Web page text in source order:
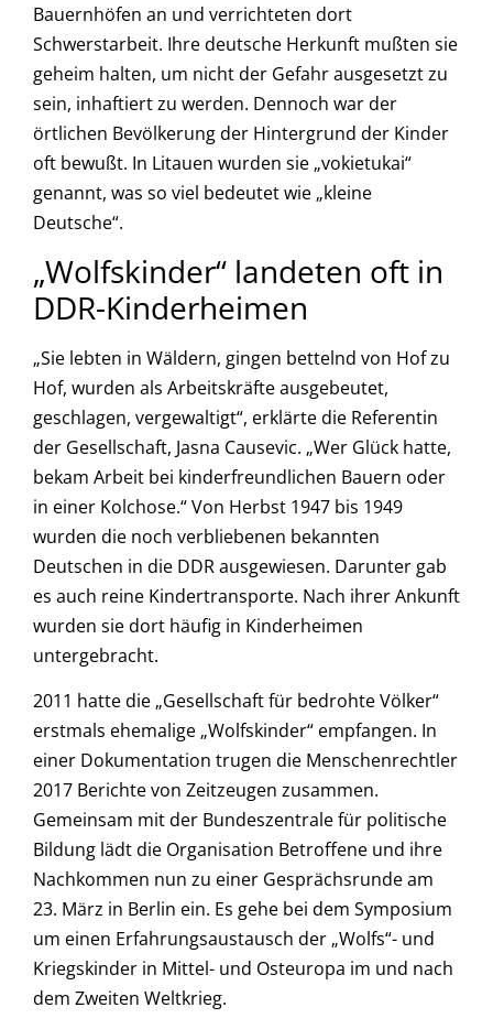
Bauernhöfen an und verrichteten dort
Schwerstarbeit. Ihre deutsche Herkunft mußten sie
geheim halten, um nicht der Gefahr ausgesetzt zu
sein, inhaftiert zu werden. Dennoch war der
örtlichen Bevölkerung der Hintergrund der Kinder
oft bewußt. In Litauen wurden sie „vokietukai“
genannt, was so viel bedeutet wie „kleine
Deutsche“.
„Wolfskinder“ landeten oft in
DDR-Kinderheimen
„Sie lebten in Wäldern, gingen bettelnd von Hof zu
Hof, wurden als Arbeitskräfte ausgebeutet,
geschlagen, vergewaltigt“, erklärte die Referentin
der Gesellschaft, Jasna Causevic. „Wer Glück hatte,
bekam Arbeit bei kinderfreundlichen Bauern oder
in einer Kolchose.“ Von Herbst 1947 bis 1949
wurden die noch verbliebenen bekannten
Deutschen in die DDR ausgewiesen. Darunter gab
es auch reine Kindertransporte. Nach ihrer Ankunft
wurden sie dort häufig in Kinderheimen
untergebracht.
2011 hatte die „Gesellschaft für bedrohte Völker“
erstmals ehemalige „Wolfskinder“ empfangen. In
einer Dokumentation trugen die Menschenrechtler
2017 Berichte von Zeitzeugen zusammen.
Gemeinsam mit der Bundeszentrale für politische
Bildung lädt die Organisation Betroffene und ihre
Nachkommen nun zu einer Gesprächsrunde am
23. März in Berlin ein. Es gehe bei dem Symposium
um einen Erfahrungsaustausch der „Wolfs“- und
Kriegskinder in Mittel- und Osteuropa im und nach
dem Zweiten Weltkrieg.